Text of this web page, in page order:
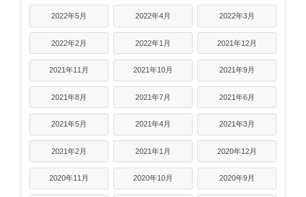
2022年5月 2022年4月 2022年3月
2022年2月 2022年1月 2021年12月
2021年11月 2021年10月 2021年9月
2021年8月 2021年7月 2021年6月
2021年5月 2021年4月 2021年3月
2021年2月 2021年1月 2020年12月
2020年11月 2020年10月 2020年9月